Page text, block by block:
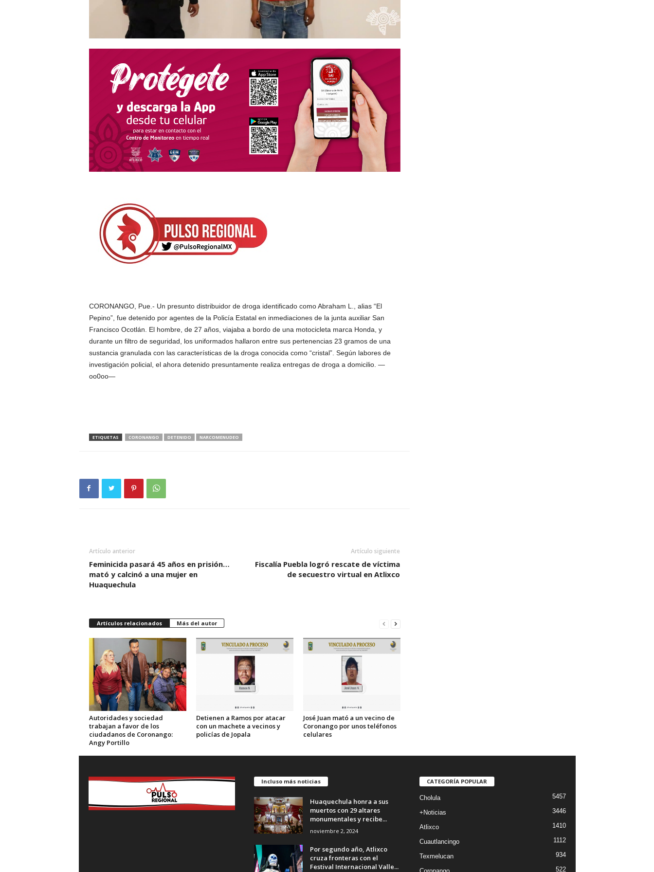
CORONANGO, Pue.- Un presunto distribuidor de droga identificado como Abraham L., alias “El
Pepino”, fue detenido por agentes de la Policía Estatal en inmediaciones de la junta auxiliar San
Francisco Ocotlán. El hombre, de 27 años, viajaba a bordo de una motocicleta marca Honda, y
durante un filtro de seguridad, los uniformados hallaron entre sus pertenencias 23 gramos de una
sustancia granulada con las características de la droga conocida como “cristal”. Según labores de
investigación policial, el ahora detenido presuntamente realiza entregas de droga a domicilio. —
oo0oo—
ETIQUETAS CORONANGO DETENIDO NARCOMENUDEO
Artículo anterior
Feminicida pasará 45 años en prisión…
mató y calcinó a una mujer en
Huaquechula
Artículo siguiente
Fiscalía Puebla logró rescate de víctima
de secuestro virtual en Atlixco
Artículos relacionados Más del autor
Autoridades y sociedad
trabajan a favor de los
ciudadanos de Coronango:
Angy Portillo
Detienen a Ramos por atacar
con un machete a vecinos y
policías de Jopala
José Juan mató a un vecino de
Coronango por unos teléfonos
celulares
Incluso más noticias
Huaquechula honra a sus
muertos con 29 altares
monumentales y recibe...
noviembre 2, 2024
Por segundo año, Atlixco
cruza fronteras con el
Festival Internacional Valle...
CATEGORÍA POPULAR
Cholula 5457
+Noticias 3446
Atlixco 1410
Cuautlancingo 1112
Texmelucan 934
522